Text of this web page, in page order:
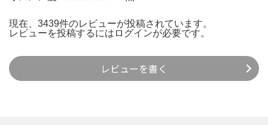
現在、3439件のレビューが投稿されています。
レビューを投稿するには ログインが必要です。
レビューを書く